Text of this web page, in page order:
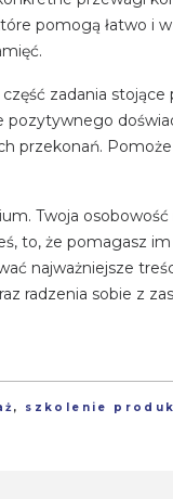
pomogą łatwo i
zadania
przekonań.
Twoja
to, że pomagasz
najważniejsze
radzenia sobie z
, szkolenie